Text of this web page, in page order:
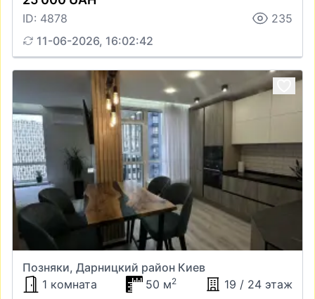
ID: 4878
235
11-06-2026, 16:02:42
Позняки, Дарницкий район Киев
1 комната
50 м2
19 / 24 этаж